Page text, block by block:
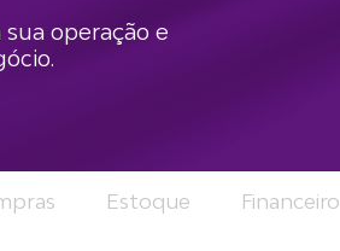
Estoque Financeiro
operação e